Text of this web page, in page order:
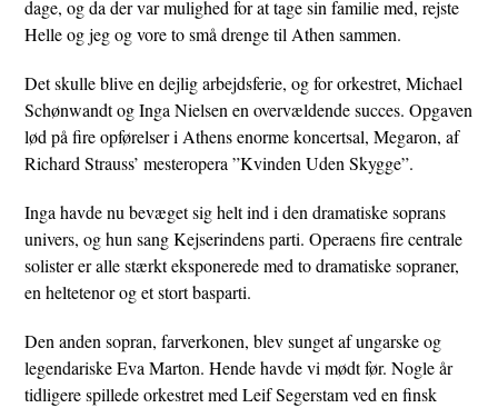
dage, og da der var mulighed for at tage sin familie med, rejste
Helle og jeg og vore to små drenge til Athen sammen.
Det skulle blive en dejlig arbejdsferie, og for orkestret, Michael
Schønwandt og Inga Nielsen en overvældende succes. Opgaven
lød på fire opførelser i Athens enorme koncertsal, Megaron, af
Richard Strauss’ mesteropera ”Kvinden Uden Skygge”.
Inga havde nu bevæget sig helt ind i den dramatiske soprans
univers, og hun sang Kejserindens parti. Operaens fire centrale
solister er alle stærkt eksponerede med to dramatiske sopraner,
en heltetenor og et stort basparti.
Den anden sopran, farverkonen, blev sunget af ungarske og
legendariske Eva Marton. Hende havde vi mødt før. Nogle år
tidligere spillede orkestret med Leif Segerstam ved en finsk